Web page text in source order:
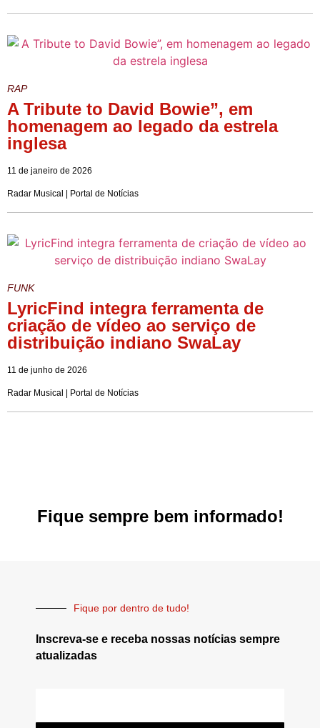
RAP
A Tribute to David Bowie”, em
homenagem ao legado da estrela
inglesa
11 de janeiro de 2026
Radar Musical | Portal de Notícias
FUNK
LyricFind integra ferramenta de
criação de vídeo ao serviço de
distribuição indiano SwaLay
11 de junho de 2026
Radar Musical | Portal de Notícias
Fique sempre bem informado!
Fique por dentro de tudo!
Inscreva-se e receba nossas notícias sempre
atualizadas